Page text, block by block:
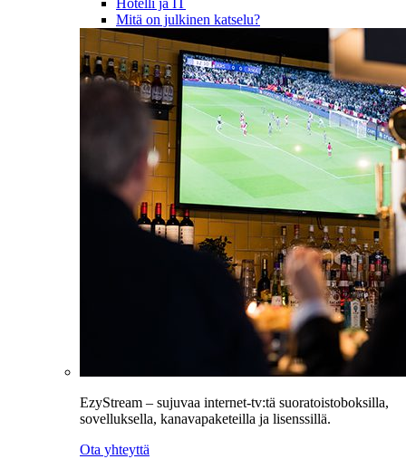
Hotelli ja IT
Mitä on julkinen katselu?
EzyStream – sujuvaa internet-tv:tä suoratoistoboksilla,
sovelluksella, kanavapaketeilla ja lisenssillä.
Ota yhteyttä